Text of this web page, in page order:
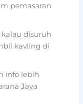
pemasaran
disuruh
kavling di
info lebih
Jaya